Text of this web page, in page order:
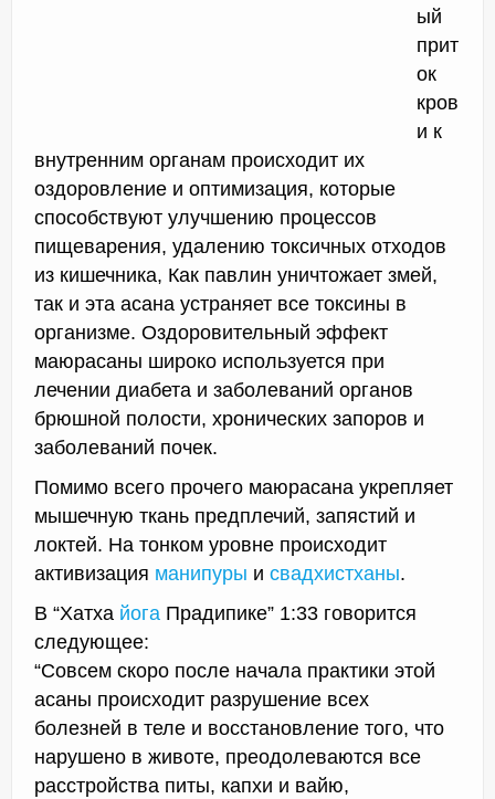
ый
прит
ок
кров
и к
внутренним органам происходит их
оздоровление и оптимизация, которые
способствуют улучшению процессов
пищеварения, удалению токсичных отходов
из кишечника, Как павлин уничтожает змей,
так и эта асана устраняет все токсины в
организме. Оздоровительный эффект
маюрасаны широко используется при
лечении диабета и заболеваний органов
брюшной полости, хронических запоров и
заболеваний почек.
Помимо всего прочего маюрасана укрепляет
мышечную ткань предплечий, запястий и
локтей. На тонком уровне происходит
активизация манипуры и свадхистханы.
В “Хатха йога Прадипике” 1:33 говорится
следующее:
“Совсем скоро после начала практики этой
асаны происходит разрушение всех
болезней в теле и восстановление того, что
нарушено в животе, преодолеваются все
расстройства питы, капхи и вайю,